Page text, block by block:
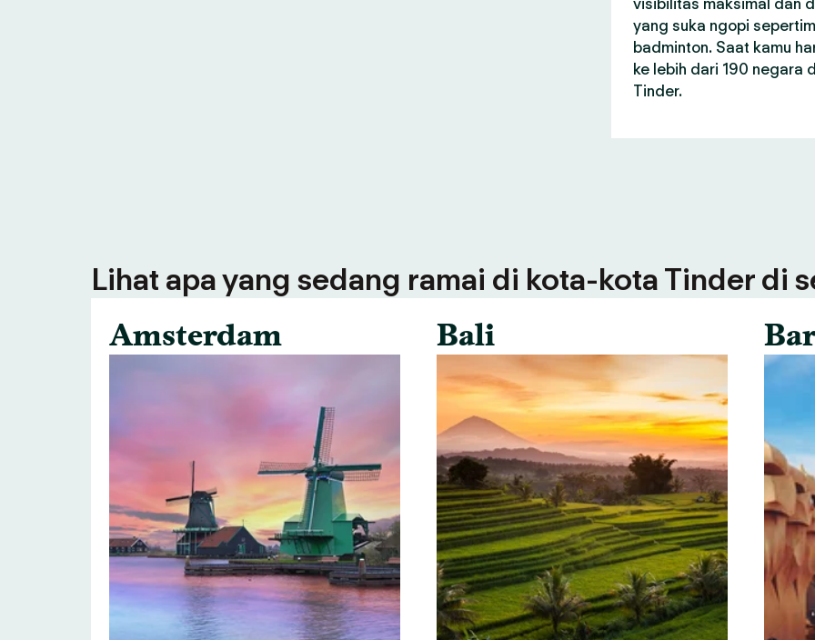
visibilitas maksimal dan
yang suka ngopi
badminton. Saat kamu
ke lebih dari 190 negara
Tinder.
Lihat apa yang sedang ramai di kota-kota Tinder di
Amsterdam
Bali